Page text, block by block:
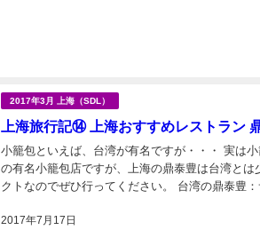
2017年3月 上海（SDL）
上海旅行記⑭ 上海おすすめレストラン
2017年7月17日
小籠包といえば、台湾が有名ですが・・・ 実は
の有名小籠包店ですが、上海の鼎泰豊は台湾と
クトなのでぜひ行ってください。 台湾の鼎泰豊：サービスはまあまあ、でも、あんなに並んでま